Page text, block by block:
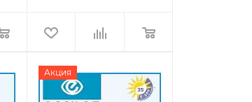
Акция